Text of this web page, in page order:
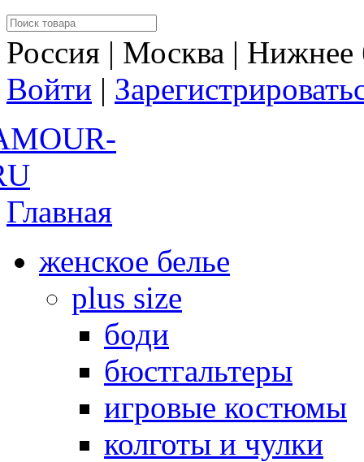
Россия | Москва |
Войти |
Главная
женское белье
plus size
боди
бюстгальтеры
игровые костюмы
колготы и чулки